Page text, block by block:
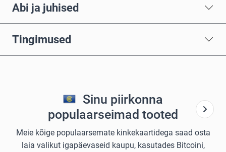
Abi ja juhised
Tingimused
Sinu piirkonna
populaarseimad tooted
Meie kõige populaarsemate kinkekaartidega saad osta
laia valikut igapäevaseid kaupu, kasutades Bitcoini,